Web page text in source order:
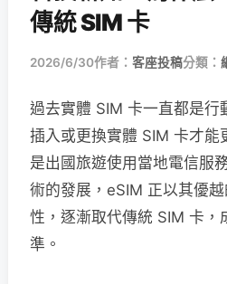
傳統 SIM 卡
2026/6/30作者： 客座投稿分類：
過去實體 SIM 卡一直都是行
插入或更換實體 SIM 卡才能
是出國旅遊使用當地電信服
術的發展，eSIM 正以其優
性，逐漸取代傳統 SIM 卡，
準。